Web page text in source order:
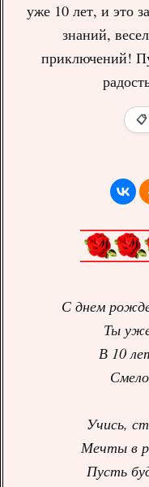
уже 10 лет, и это
знаний,
приключений!
С днем
Ты
В 10
Учись,
Мечты в
Пусть